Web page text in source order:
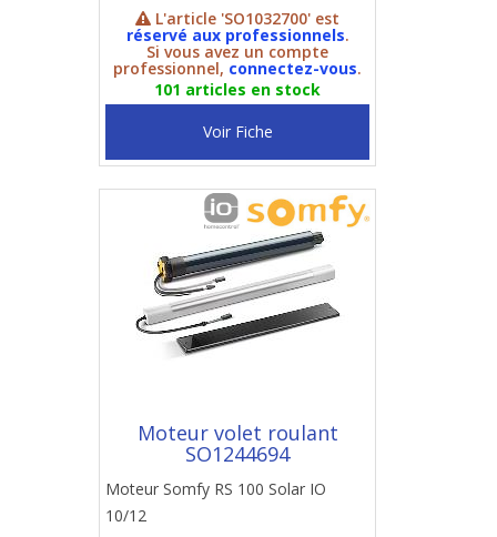
L'article 'SO1032700' est
réservé aux professionnels.
Si vous avez un compte
professionnel, connectez-vous.
101 articles en stock
Voir Fiche
Moteur volet roulant
SO1244694
Moteur Somfy RS 100 Solar IO
10/12